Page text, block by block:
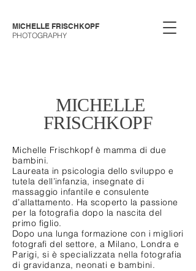
MICHELLE FRISCHKOPF
PHOTOGRAPHY
MICHELLE
FRISCHKOPF
Michelle Frischkopf è mamma di due
bambini.
Laureata in psicologia dello sviluppo e
tutela dell’infanzia, insegnate di
massaggio infantile e consulente
d’allattamento. Ha scoperto la passione
per la fotografia dopo la nascita del
primo figlio.
Dopo una lunga formazione con i migliori
fotografi del settore, a Milano, Londra e
Parigi, si è specializzata nella fotografia
di gravidanza, neonati e bambini.